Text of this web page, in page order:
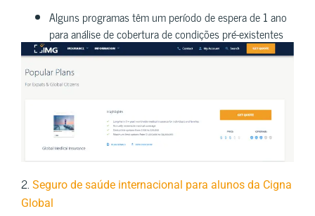
Alguns programas têm um período de espera de 1 ano
para análise de cobertura de condições pré-existentes
2. Seguro de saúde internacional para alunos da Cigna
Global